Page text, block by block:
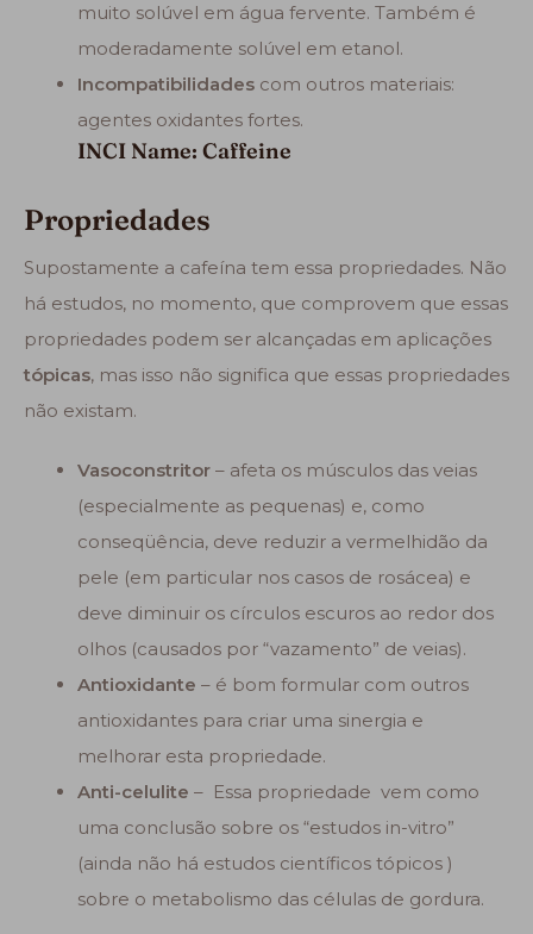
muito solúvel em água fervente. Também é
moderadamente solúvel em etanol.
Incompatibilidades com outros materiais:
agentes oxidantes fortes.
INCI Name: Caffeine
Propriedades
Supostamente a cafeína tem essa propriedades. Não
há estudos, no momento, que comprovem que essas
propriedades podem ser alcançadas em aplicações
tópicas, mas isso não significa que essas propriedades
não existam.
Vasoconstritor – afeta os músculos das veias
(especialmente as pequenas) e, como
conseqüência, deve reduzir a vermelhidão da
pele (em particular nos casos de rosácea) e
deve diminuir os círculos escuros ao redor dos
olhos (causados por “vazamento” de veias).
Antioxidante – é bom formular com outros
antioxidantes para criar uma sinergia e
melhorar esta propriedade.
Anti-celulite – Essa propriedade vem como
uma conclusão sobre os “estudos in-vitro”
(ainda não há estudos científicos tópicos )
sobre o metabolismo das células de gordura.